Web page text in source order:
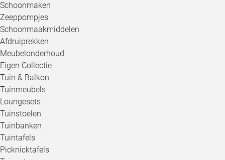
Schoonmaken
Zeeppompjes
Schoonmaakmiddelen
Afdruiprekken
Meubelonderhoud
Eigen Collectie
Tuin & Balkon
Tuinmeubels
Loungesets
Tuinstoelen
Tuinbanken
Tuintafels
Picknicktafels